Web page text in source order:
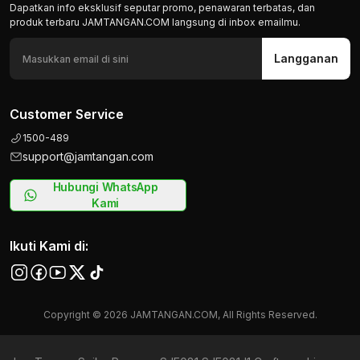
Dapatkan info eksklusif seputar promo, penawaran terbatas, dan
produk terbaru JAMTANGAN.COM langsung di inbox emailmu.
Langganan
Customer Service
1500-489
support@jamtangan.com
Hubungi WhatsApp
Kami
Ikuti Kami di:
Copyright © 2026 JAMTANGAN.COM, All Rights Reserved.